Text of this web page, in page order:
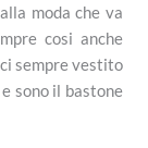
moda che va
cosi anche
sempre vestito
sono il bastone